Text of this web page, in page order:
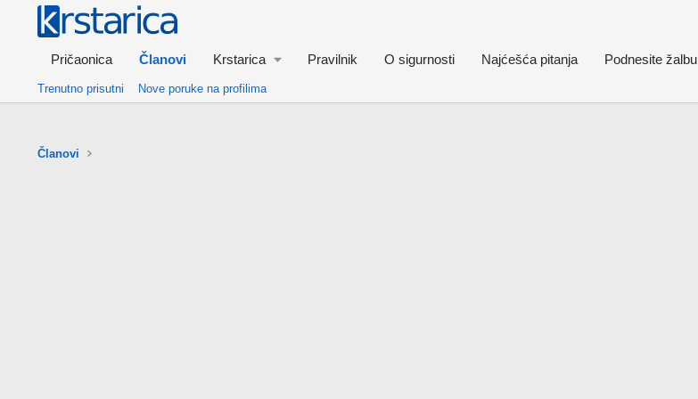
Pričaonica Članovi Krstarica Pravilnik O sigurnosti Najćešća pitanja Podnesite žalbu
Trenutno prisutni Nove poruke na profilima
Članovi